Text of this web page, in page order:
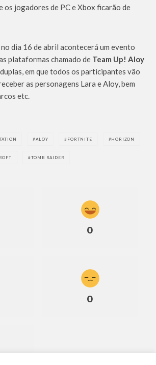
os jogadores de PC e Xbox ficarão de
dia 16 de abril acontecerá um evento
plataformas chamado de Team Up! Aloy
duplas, em que todos os participantes vão
as personagens Lara e Aloy, bem
etc.
ALOY FORTNITE HORIZON
TOMB RAIDER
0
0